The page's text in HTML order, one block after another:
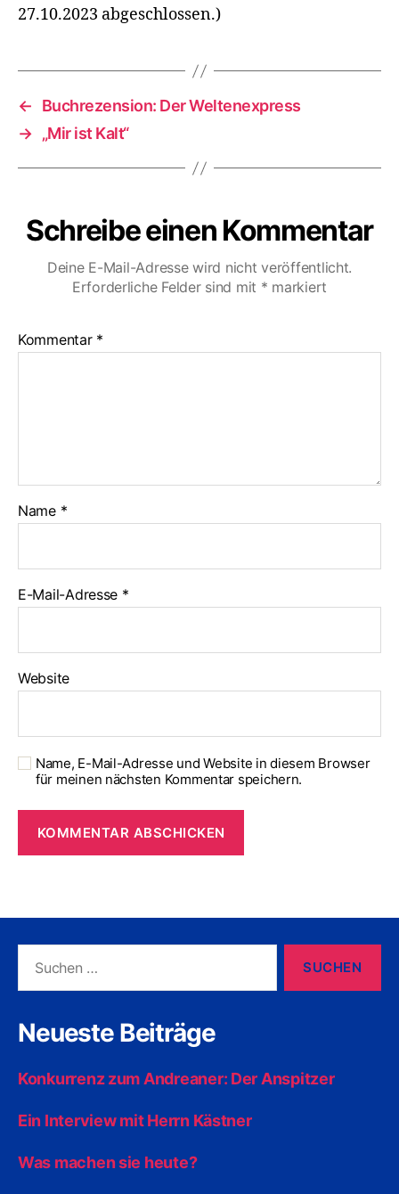
27.10.2023 abgeschlossen.)
←
Buchrezension: Der Weltenexpress
→ „Mir ist Kalt“
Schreibe einen Kommentar
Deine E-Mail-Adresse wird nicht veröffentlicht.
Erforderliche Felder sind mit * markiert
Kommentar *
Name *
E-Mail-Adresse *
Website
Name, E-Mail-Adresse und Website in diesem Browser
für meinen nächsten Kommentar speichern.
nach:
Neueste Beiträge
Konkurrenz zum Andreaner: Der Anspitzer
Ein Interview mit Herrn Kästner
Was machen sie heute?